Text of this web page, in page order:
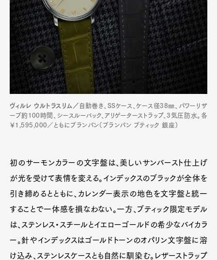
ヴィルレ ウルトラスリム／ 自動巻き、SSケース、ケース径38㎜、パワーリザ
ーブ約100時間、シースルーバック、アリゲーターストラップ、3気圧防水。各
￥1,595,000／ともにブランパン（ブランパン ブティック 銀座）
初のサーモンカラーの文字盤は、美しいサンバースト仕上げ
が光を受けて表情を変える。インデックスのブラックが全体を
引き締めるとともに、カレンダー表示の地色を文字盤と統一
することで一体感を損なわない。一方、ブティック限定モデル
は、ステンレス・スチールとイエローゴールドの希少なバイカラ
ー。針やインデックスはゴールドトーンのオパリン文字盤に溶
け込み、ステンレスケースとも自然に馴染む。レザーストラップ